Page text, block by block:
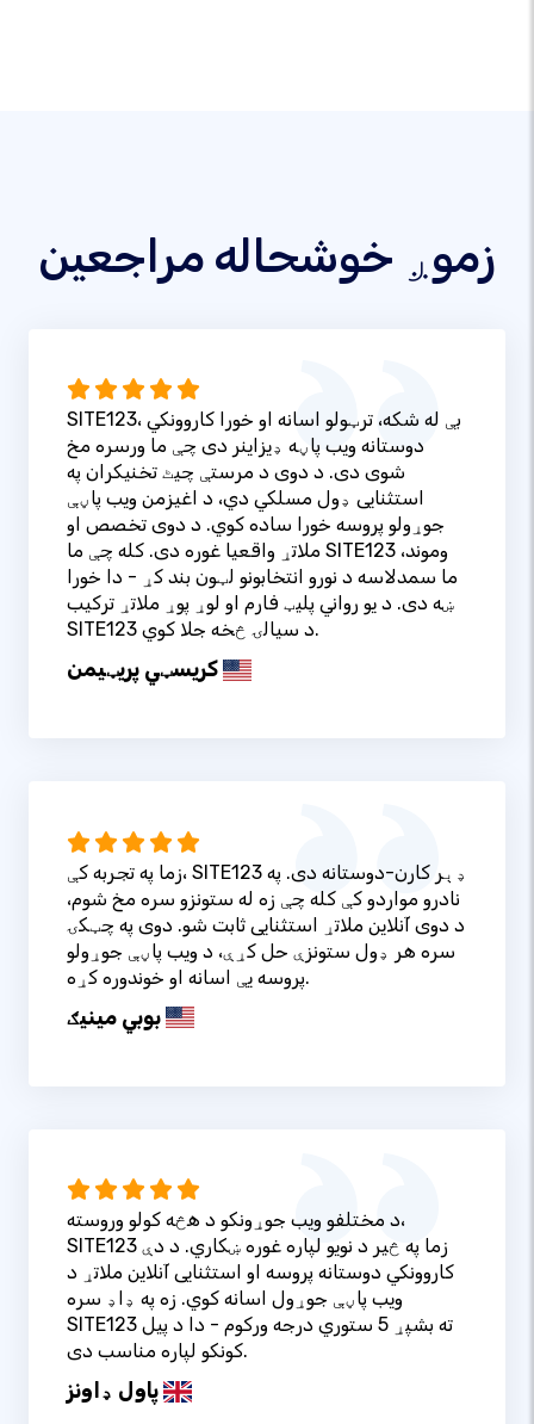
زموږ خوشحاله مراجعین
SITE123، بې له شکه، ترټولو اسانه او خورا کاروونکي
دوستانه ویب پاڼه ډیزاینر دی چې ما ورسره مخ
شوی دی. د دوی د مرستې چیٹ تخنیکران په
استثنایی ډول مسلکي دي، د اغیزمن ویب پاڼې
جوړولو پروسه خورا ساده کوي. د دوی تخصص او
ملاتړ واقعیا غوره دی. کله چې ما SITE123 وموند،
ما سمدلاسه د نورو انتخابونو لټون بند کړ - دا خورا
ښه دی. د یو رواني پلیټ فارم او لوړ پوړ ملاتړ ترکیب
SITE123 د سیالۍ څخه جلا کوي.
کریسټي پریټيمن
زما په تجربه کې، SITE123 ډېر کارن-دوستانه دی. په
نادرو مواردو کې کله چې زه له ستونزو سره مخ شوم،
د دوی آنلاین ملاتړ استثنایی ثابت شو. دوی په چټکۍ
سره هر ډول ستونزې حل کړې، د ویب پاڼې جوړولو
پروسه یې اسانه او خوندوره کړه.
بوبي مینیګ
د مختلفو ویب جوړونکو د هڅه کولو وروسته،
SITE123 زما په څیر د نویو لپاره غوره ښکاري. د دې
کاروونکي دوستانه پروسه او استثنایی آنلاین ملاتړ د
ویب پاڼې جوړول اسانه کوي. زه په ډاډ سره
SITE123 ته بشپړ 5 ستوري درجه ورکوم - دا د پیل
کونکو لپاره مناسب دی.
پاول ډاونز